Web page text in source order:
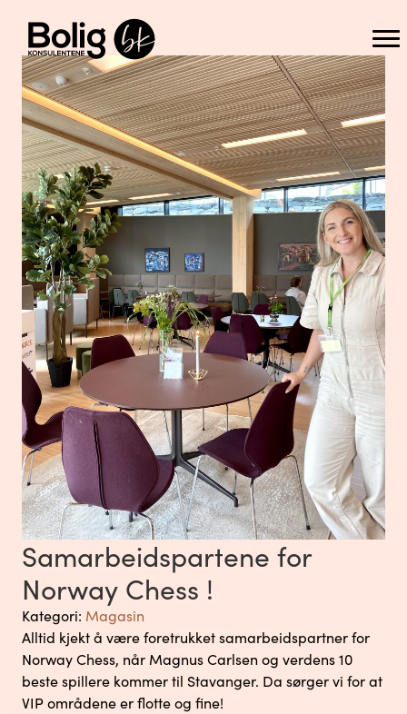
Samarbeidspartene for
Norway Chess !
Kategori: Magasin
Alltid kjekt å være foretrukket samarbeidspartner for
Norway Chess, når Magnus Carlsen og verdens 10
beste spillere kommer til Stavanger. Da sørger vi for at
VIP områdene er flotte og fine!